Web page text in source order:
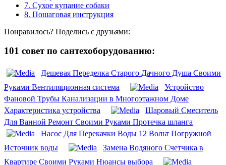
7. Сухое купание собаки
8. Пошаговая инструкция
Понравилось? Поделись с друзьями:
101 совет по сантехоборудованию:
Дешевая Переделка Старого Дачного Душа Своими
Руками Вентиляционная система
Устройство
Фановой Трубы Канализации в Многоэтажном Доме
Характеристика устройства
Шаровый Смеситель
Для Ванной Ремонт Своими Руками Протечка шланга
Насос Для Перекачки Воды 12 Вольт Погружной
Источник воды
Замена Водяного Счетчика в
Квартире Своими Руками Нюансы выбора